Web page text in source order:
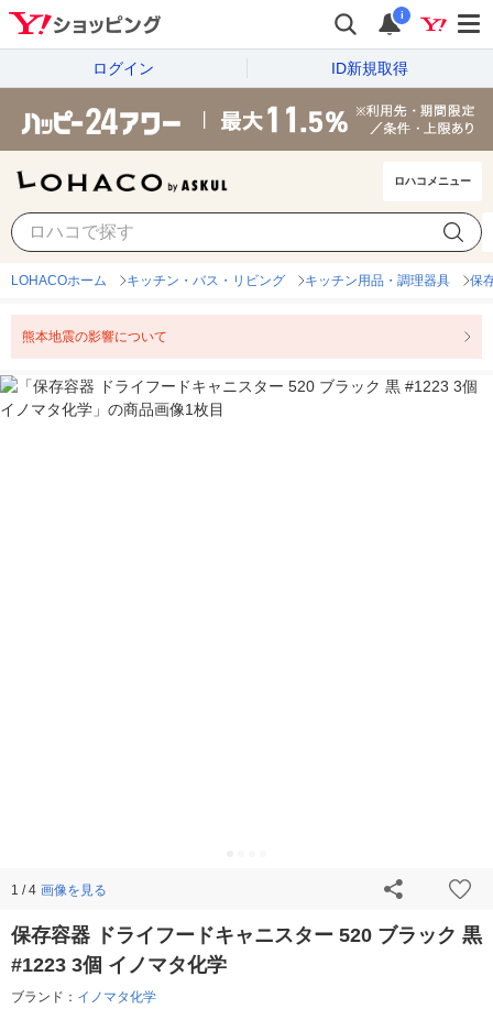
i
ログイン ID新規取得
ロハコメニュー
LOHACOホーム キッチン・バス・リビング キッチン用品・調理器具 保
熊本地震の影響について
1 / 4 画像を見る
保存容器 ドライフードキャニスター 520 ブラック 黒
#1223 3個 イノマタ化学
ブランド： イノマタ化学